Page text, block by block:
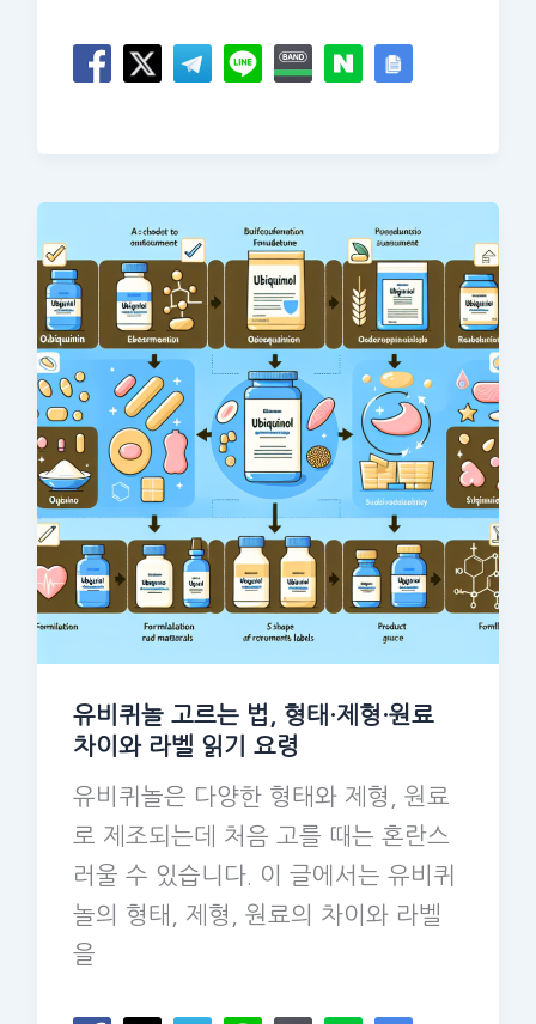
유비퀴놀 고르는 법, 형태·제형·원료
차이와 라벨 읽기 요령
유비퀴놀은 다양한 형태와 제형, 원료
로 제조되는데 처음 고를 때는 혼란스
러울 수 있습니다. 이 글에서는 유비퀴
놀의 형태, 제형, 원료의 차이와 라벨
을